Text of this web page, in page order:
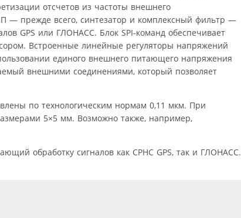
отсчетов из частоты внешнего
— прежде всего, синтезатор и комплексный фильтр —
GPS или ГЛОНАСС. Блок SPI-команд обеспечивает
Встроенные линейные регуляторы напряжений
единого внешнего питающего напряжения
внешними соединениями, который позволяет
по технологическим нормам 0,11 мкм. При
5×5 мм. Возможно также, например,
обработку сигналов как СРНС GPS, так и ГЛОНАСС.